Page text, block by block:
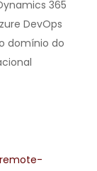
365
DevOps
domínio do